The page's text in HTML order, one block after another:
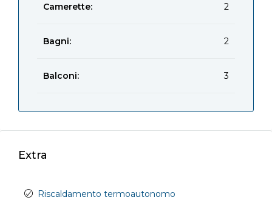
Camerette: 2
Bagni: 2
Balconi: 3
Extra
Riscaldamento termoautonomo